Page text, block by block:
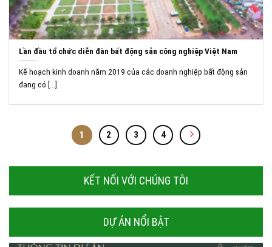
Lần đầu tổ chức diễn đàn bất động sản công nghiệp Việt Nam
Kế hoạch kinh doanh năm 2019 của các doanh nghiệp bất động sản
đang có [...]
1 2 3 4
KẾT NỐI VỚI CHÚNG TÔI
DỰ ÁN NỔI BẬT